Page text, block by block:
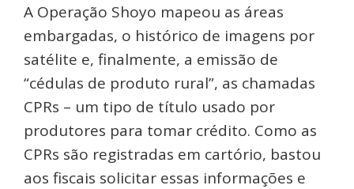
A Operação Shoyo mapeou as áreas
embargadas, o histórico de imagens por
satélite e, finalmente, a emissão de
“cédulas de produto rural”, as chamadas
CPRs – um tipo de título usado por
produtores para tomar crédito. Como as
CPRs são registradas em cartório, bastou
aos fiscais solicitar essas informações e